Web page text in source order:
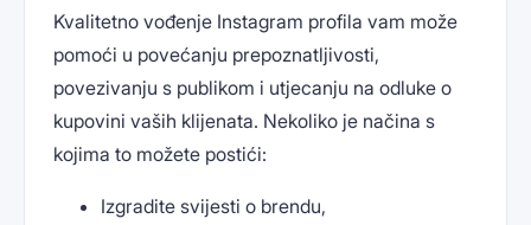
Kvalitetno vođenje Instagram profila vam može
pomoći u povećanju prepoznatljivosti,
povezivanju s publikom i utjecanju na odluke o
kupovini vaših klijenata. Nekoliko je načina s
kojima to možete postići:
Izgradite svijesti o brendu,